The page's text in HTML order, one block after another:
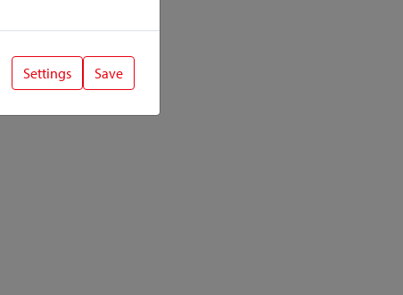
Settings Save